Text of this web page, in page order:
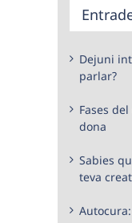
Dejuni
parlar?
Fases
dona
Sabies
teva